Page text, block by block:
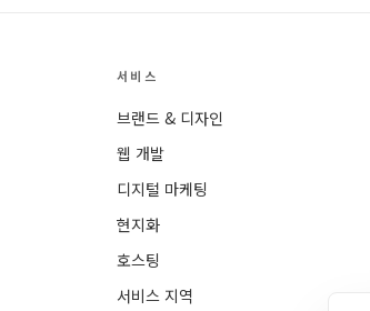
서비스
브랜드 & 디자인
웹 개발
디지털 마케팅
현지화
호스팅
서비스 지역